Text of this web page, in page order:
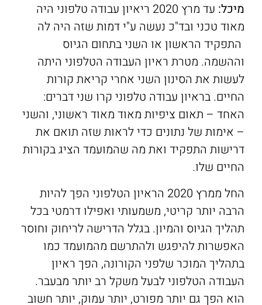
מיכל:
עד מרץ 2020 ריאיון עבודה טלפוני היה
מאוד טכני ובד"כ נעשה ע"י דמות שזה היה לה
התפקיד הראשון או השני בתחום הגיוס
וההשמה. מטרת ראיון העבודה הטלפוני היתה
לעשות את הסינון השני אחרי קריאת קורות
החיים. בראיון עבודה טלפוני קרו שני דברים:
האחד – תאום ציפיות מאוד מאוד ראשוני, והשני
– אימות של נתונים כדי לראות שזה תואם את
דרישות התפקיד ואת מה שהמועמד הציג בקורות
החיים שלו.
החל ממרץ 2020 הראיון הטלפוני הפך להיות
הרבה יותר קריטי, משמעותי ואפילו דרמטי בכל
תהליך הגיוס והמיון. בגלל הדרישה לריחוק וחוסר
האפשרות להיפגש ולהתרשם מהמועמד כמו
בתהליך המוכר שלפני הקורונה, הפך ראיון
העבודה הטלפוני לבעל משקל רב יותר מבעבר.
הוא הפך גם יותר מפורט, יותר עמוק, יותר חשוב